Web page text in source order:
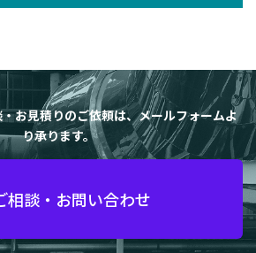
お見積りのご依頼は、メールフォームよ
り承ります。
相談・お問い合わせ